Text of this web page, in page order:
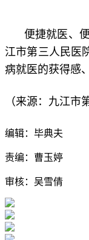
便捷就医、
江市第三人民医
病就医的获得感
（来源：九江市
编辑：毕典夫
责编：曹玉婷
审核：吴雪倩